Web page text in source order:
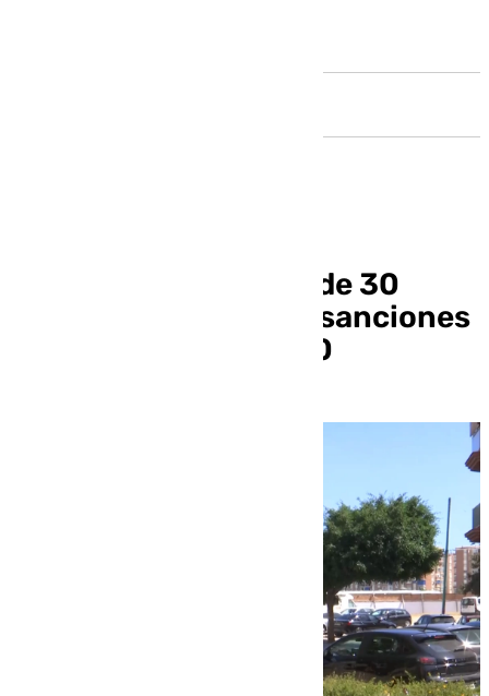
Málaga recauda más de 30
millones de euros en sanciones
de tráfico desde 2020